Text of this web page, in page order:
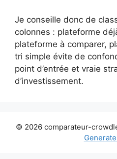
Je conseille donc de
colonnes : plateforme
plateforme à comparer,
tri simple évite de
point d’entrée et vraie
d’investissement.
© 2026 comparateur-